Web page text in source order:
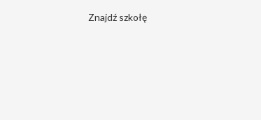
Znajdź szkołę